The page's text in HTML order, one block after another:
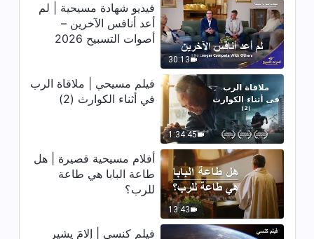
20:33
24:31
فيديو شهادة مسيحية｜تحررت روحي
29:19
فيديو شهادة مسيحية｜لم أعد طائشة
رغم شبابي
26:26
شهادة مسيحية | بعد الأكاذيب
30:13
فيديو شهادة مسيحية | لم
أعد أنافس الآخرين –
أصوات التسبيح 2026
1:34:45
فيلم مسيحي | ملاقاة الرب
في أثناء الكوارث (2)
13:43
أفلام مسيحية قصيرة | هل
طاعة البابا هي طاعة
للرب؟
فيلم كنسي | إلامَ يشير